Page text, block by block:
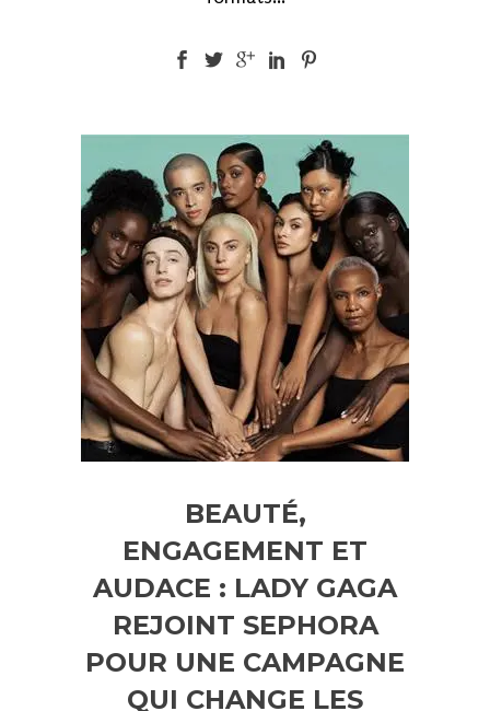
BEAUTÉ,
ENGAGEMENT ET
AUDACE : LADY GAGA
REJOINT SEPHORA
POUR UNE CAMPAGNE
QUI CHANGE LES